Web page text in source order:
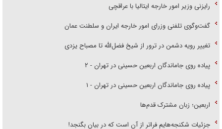
رایزنی وزیر امور خارجه ایتالیا با عراقچی
گفت‌وگوی تلفنی وزرای امور خارجه ایران و سلطنت عمان
تغییر رویه دشمن در ترور از شیخ فضل‌الله تا مصباح یزدی
پیاده روی جاماندگان اربعین حسینی در تهران - ۲
پیاده روی جاماندگان اربعین حسینی در تهران - ۱
اربعین؛ زبان مشترک قدم‌ها
جزئیات شکنجه‌هایم فراتر از آن است که در بیان بگنجد!